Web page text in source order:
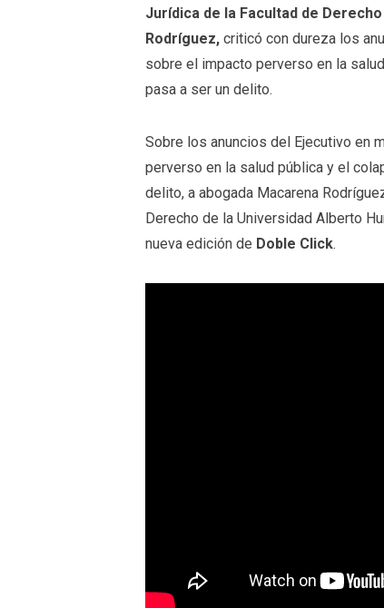
Jurídica de la Facultad de
Rodríguez, criticó con dureza los
sobre el impacto perverso en la
pasa a ser un delito.
Sobre los anuncios del Ejecutivo en
perverso en la salud pública y el
delito, a abogada Macarena
Derecho de la Universidad Alberto
nueva edición de Doble Click.